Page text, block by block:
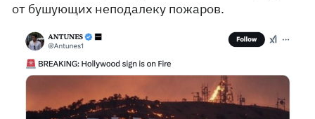
от бушующих неподалеку пожаров.